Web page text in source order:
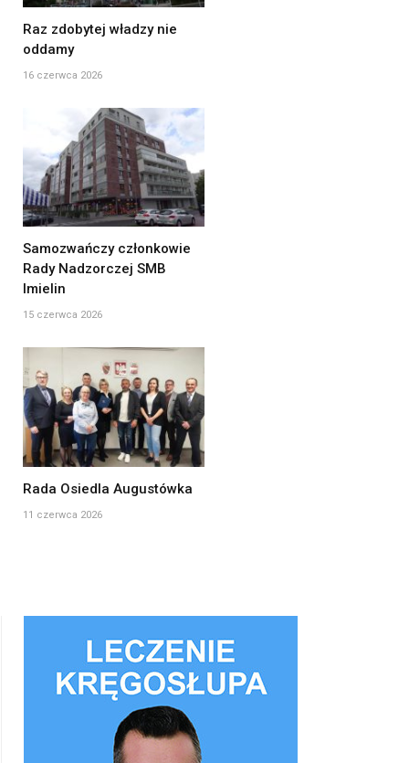
Raz zdobytej władzy nie
oddamy
16 czerwca 2026
Samozwańczy członkowie
Rady Nadzorczej SMB
Imielin
15 czerwca 2026
Rada Osiedla Augustówka
11 czerwca 2026